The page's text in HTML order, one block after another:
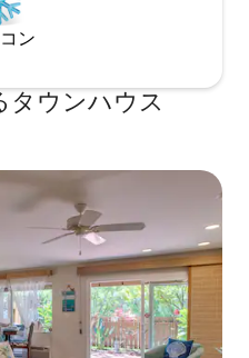
ン
タウンハウス